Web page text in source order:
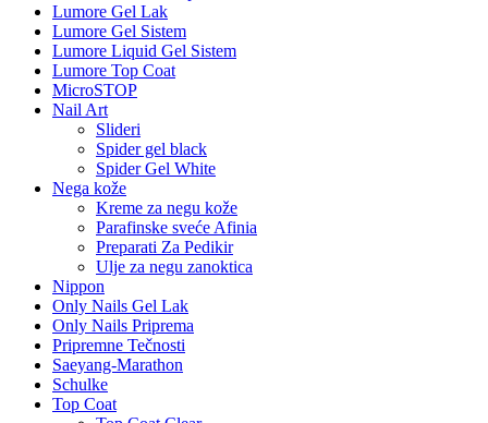
Lumore Gel Lak
Lumore Gel Sistem
Lumore Liquid Gel Sistem
Lumore Top Coat
MicroSTOP
Nail Art
Slideri
Spider gel black
Spider Gel White
Nega kože
Kreme za negu kože
Parafinske sveće Afinia
Preparati Za Pedikir
Ulje za negu zanoktica
Nippon
Only Nails Gel Lak
Only Nails Priprema
Pripremne Tečnosti
Saeyang-Marathon
Schulke
Top Coat